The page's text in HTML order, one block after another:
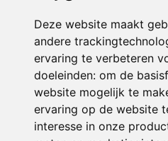
Deze website maakt
andere
ervaring te verbeteren
doeleinden: om de
website mogelijk te
ervaring op de website
interesse in onze
© 2026 Sint Jozef | Alle